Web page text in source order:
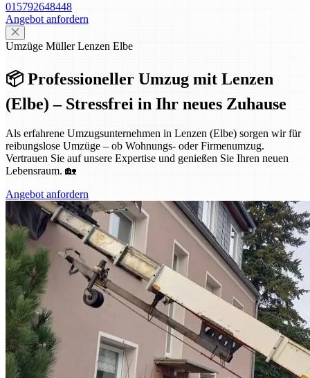
015792648448
Angebot anfordern
Umzüge Müller Lenzen Elbe
📦 Professioneller Umzug mit Lenzen
(Elbe) – Stressfrei in Ihr neues Zuhause
Als erfahrene Umzugsunternehmen in Lenzen (Elbe) sorgen wir für
reibungslose Umzüge – ob Wohnungs- oder Firmenumzug.
Vertrauen Sie auf unsere Expertise und genießen Sie Ihren neuen
Lebensraum. 🏡
Angebot anfordern